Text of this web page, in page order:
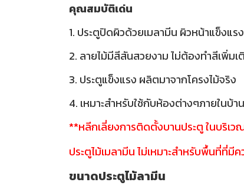
คุณสมบัติเด่น
1. ประตูปิดผิวด้วยเมลามีน ผิวหน้าแข็งแร
2. ลายไม้มีสีสันสวยงาม ไม่ต้องทำสีเพิ่มเ
3. ประตูแข็งแรง ผลิตมาจากโครงไม้จริง
4. เหมาะสำหรับใช้กับห้องต่างๆภายในบ้า
**หลีกเลี่ยงการติดตั้งบานประตู ในบริเ
ประตูไม้เมลามีน ไม่เหมาะสำหรับพื้นที่ที่มีค
ขนาดประตูไม้ลามีน